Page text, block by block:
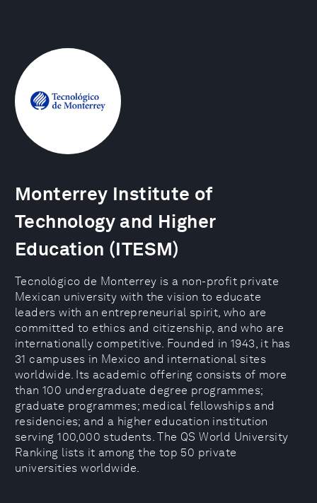
Monterrey Institute of
Technology and Higher
Education (ITESM)
Tecnológico de Monterrey is a non-profit private
Mexican university with the vision to educate
leaders with an entrepreneurial spirit, who are
committed to ethics and citizenship, and who are
internationally competitive. Founded in 1943, it has
31 campuses in Mexico and international sites
worldwide. Its academic offering consists of more
than 100 undergraduate degree programmes;
graduate programmes; medical fellowships and
residencies; and a higher education institution
serving 100,000 students. The QS World University
Ranking lists it among the top 50 private
universities worldwide.